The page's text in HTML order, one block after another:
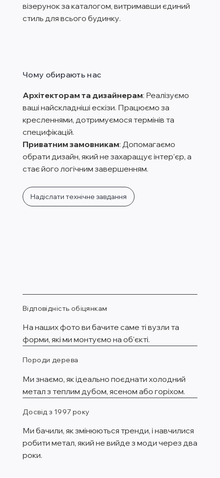
візерунок за каталогом, витримавши єдиний
стиль для всього будинку.
Чому обирають нас
Архітекторам та дизайнерам: Реалізуємо
ваші найскладніші ескізи. Працюємо за
кресленнями, дотримуємося термінів та
специфікацій.
Приватним замовникам: Допомагаємо
обрати дизайн, який не захаращує інтер’єр, а
стає його логічним завершенням.
Надіслати технічне завдання
Відповідність обіцянкам
На наших фото ви бачите саме ті вузли та
форми, які ми монтуємо на об'єкті.
Породи дерева
Ми знаємо, як ідеально поєднати холодний
метал з теплим дубом, ясеном або горіхом.
Досвід з 1997 року
Ми бачили, як змінюються тренди, і навчилися
робити метал, який не вийде з моди через два
роки.